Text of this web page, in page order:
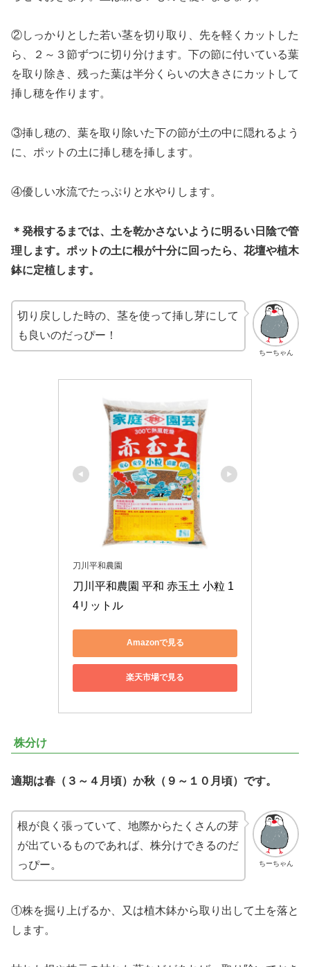
②しっかりとした若い茎を切り取り、先を軽くカットした
ら、２～３節ずつに切り分けます。下の節に付いている葉
を取り除き、残った葉は半分くらいの大きさにカットして
挿し穂を作ります。
③挿し穂の、葉を取り除いた下の節が土の中に隠れるよう
に、ポットの土に挿し穂を挿します。
④優しい水流でたっぷりと水やりします。
＊発根するまでは、土を乾かさないように明るい日陰で管
理します。ポットの土に根が十分に回ったら、花壇や植木
鉢に定植します。
ちーちゃん
切り戻しした時の、茎を使って挿し芽にして
も良いのだっぴー！
刀川平和農園
刀川平和農園 平和 赤玉土 小粒 1
4リットル
Amazonで見る
楽天市場で見る
株分け
適期は春（３～４月頃）か秋（９～１０月頃）です。
ちーちゃん
根が良く張っていて、地際からたくさんの芽
が出ているものであれば、株分けできるのだ
っぴー。
①株を掘り上げるか、又は植木鉢から取り出して土を落と
します。